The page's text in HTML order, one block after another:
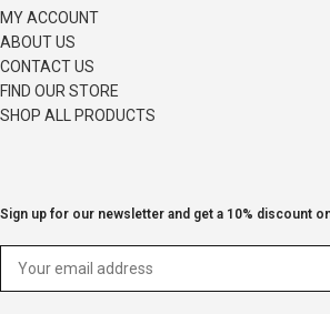
MY ACCOUNT
ABOUT US
CONTACT US
FIND OUR STORE
SHOP ALL PRODUCTS
Sign up for our newsletter and get a 10% discount